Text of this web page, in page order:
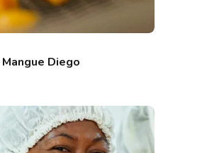
Mangue Diego